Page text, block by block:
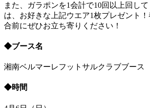
また、ガラポンを1会計で10回以上回し
は、お好きな上記ウエア1枚プレゼント
合前にぜひお立ち寄りください！
◆ブース名
湘南ベルマーレフットサルクラブブース
◆時間